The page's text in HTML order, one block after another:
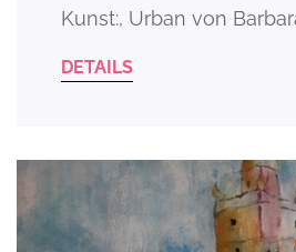
Kunst:, Urban von
DETAILS